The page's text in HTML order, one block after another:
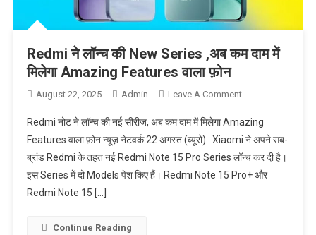
Redmi ने लॉन्च की New Series ,अब कम दाम में
मिलेगा Amazing Features वाला फ़ोन
August 22, 2025 Admin Leave A CommentOn Redmi ने
Series ,अब कम
दाम में मिलेगा
Amazing
Features वाला
Redmi नोट ने लॉन्च की नई सीरीज, अब कम दाम में मिलेगा Amazing
Features वाला फ़ोन न्यूज़ नेटवर्क 22 अगस्त (ब्यूरो) : Xiaomi ने अपने सब-
ब्रांड Redmi के तहत नई Redmi Note 15 Pro Series लॉन्च कर दी है।
इस Series में दो Models पेश किए हैं। Redmi Note 15 Pro+ और
Redmi Note 15 […]
Continue Reading